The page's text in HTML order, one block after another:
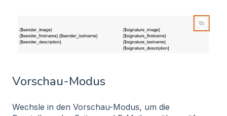
Vorschau-Modus
Wechsle in den Vorschau-Modus, um die